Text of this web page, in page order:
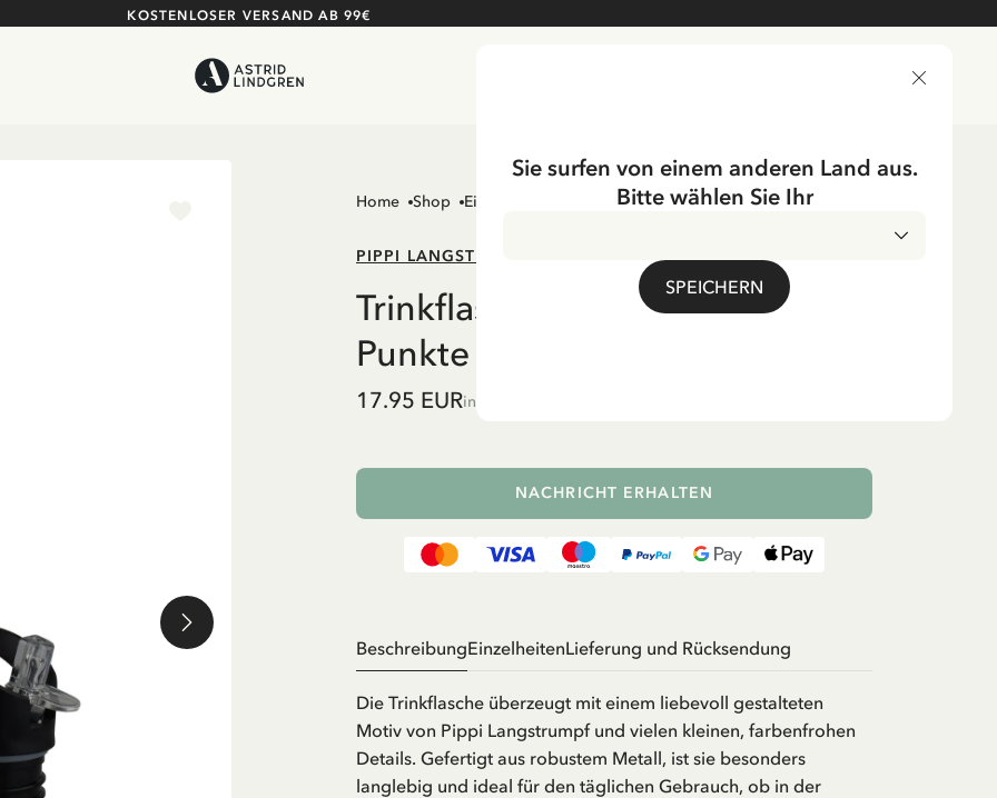
KOSTENLOSER VERSAND AB 99€
Home Shop Einrichtung Tischgedecke Flaschen
PIPPI LANGSTRUMPF
Trinkflasche Pippi Langstrumpf
Punkte – Rosa
17.95 EURinkl. MwSt.
NACHRICHT ERHALTEN
BeschreibungEinzelheitenLieferung und Rücksendung
Die Trinkflasche überzeugt mit einem liebevoll gestalteten
Motiv von Pippi Langstrumpf und vielen kleinen, farbenfrohen
Details. Gefertigt aus robustem Metall, ist sie besonders
langlebig und ideal für den täglichen Gebrauch, ob in der
Sie surfen von einem anderen Land aus.
Bitte wählen Sie Ihr
SPEICHERN